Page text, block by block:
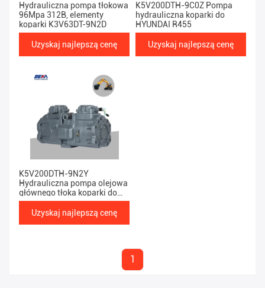
Hydrauliczna pompa tłokowa
96Mpa 312B, elementy
koparki K3V63DT-9N2D
Uzyskaj najlepszą cenę
K5V200DTH-9C0Z Pompa
hydrauliczna koparki do
HYUNDAI R455
Uzyskaj najlepszą cenę
K5V200DTH-9N2Y
Hydrauliczna pompa olejowa
głównego tłoka koparki do
EC480D
Uzyskaj najlepszą cenę
1